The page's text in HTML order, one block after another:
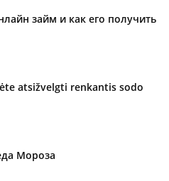
займ и как его получить
atsižvelgti renkantis sodo
Мороза